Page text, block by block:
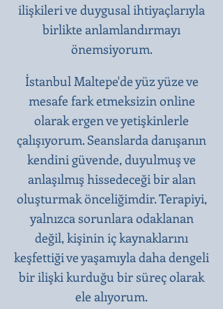
ilişkileri ve duygusal ihtiyaçlarıyla
birlikte anlamlandırmayı
önemsiyorum.
İstanbul Maltepe'de yüz yüze ve
mesafe fark etmeksizin online
olarak ergen ve yetişkinlerle
çalışıyorum. Seanslarda danışanın
kendini güvende, duyulmuş ve
anlaşılmış hissedeceği bir alan
oluşturmak önceliğimdir. Terapiyi,
yalnızca sorunlara odaklanan
değil, kişinin iç kaynaklarını
keşfettiği ve yaşamıyla daha dengeli
bir ilişki kurduğu bir süreç olarak
ele alıyorum.